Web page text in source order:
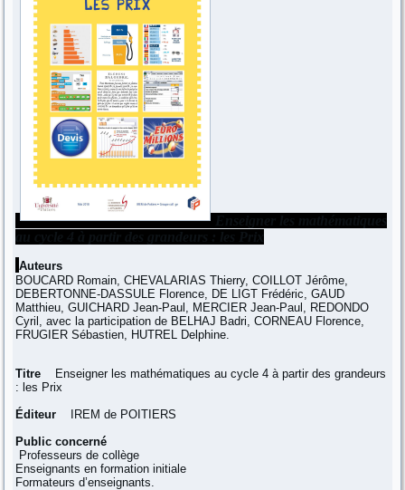
Auteurs
BOUCARD Romain, CHEVALARIAS Thierry, COILLOT Jérôme,
DEBERTONNE-DASSULE Florence, DE LIGT Frédéric, GAUD
Matthieu, GUICHARD Jean-Paul, MERCIER Jean-Paul, REDONDO
Cyril, avec la participation de BELHAJ Badri, CORNEAU Florence,
FRUGIER Sébastien, HUTREL Delphine.
Titre Enseigner les mathématiques au cycle 4 à partir des grandeurs
: les Prix
Éditeur IREM de POITIERS
Public concerné
Professeurs de collège
Enseignants en formation initiale
Formateurs d’enseignants.